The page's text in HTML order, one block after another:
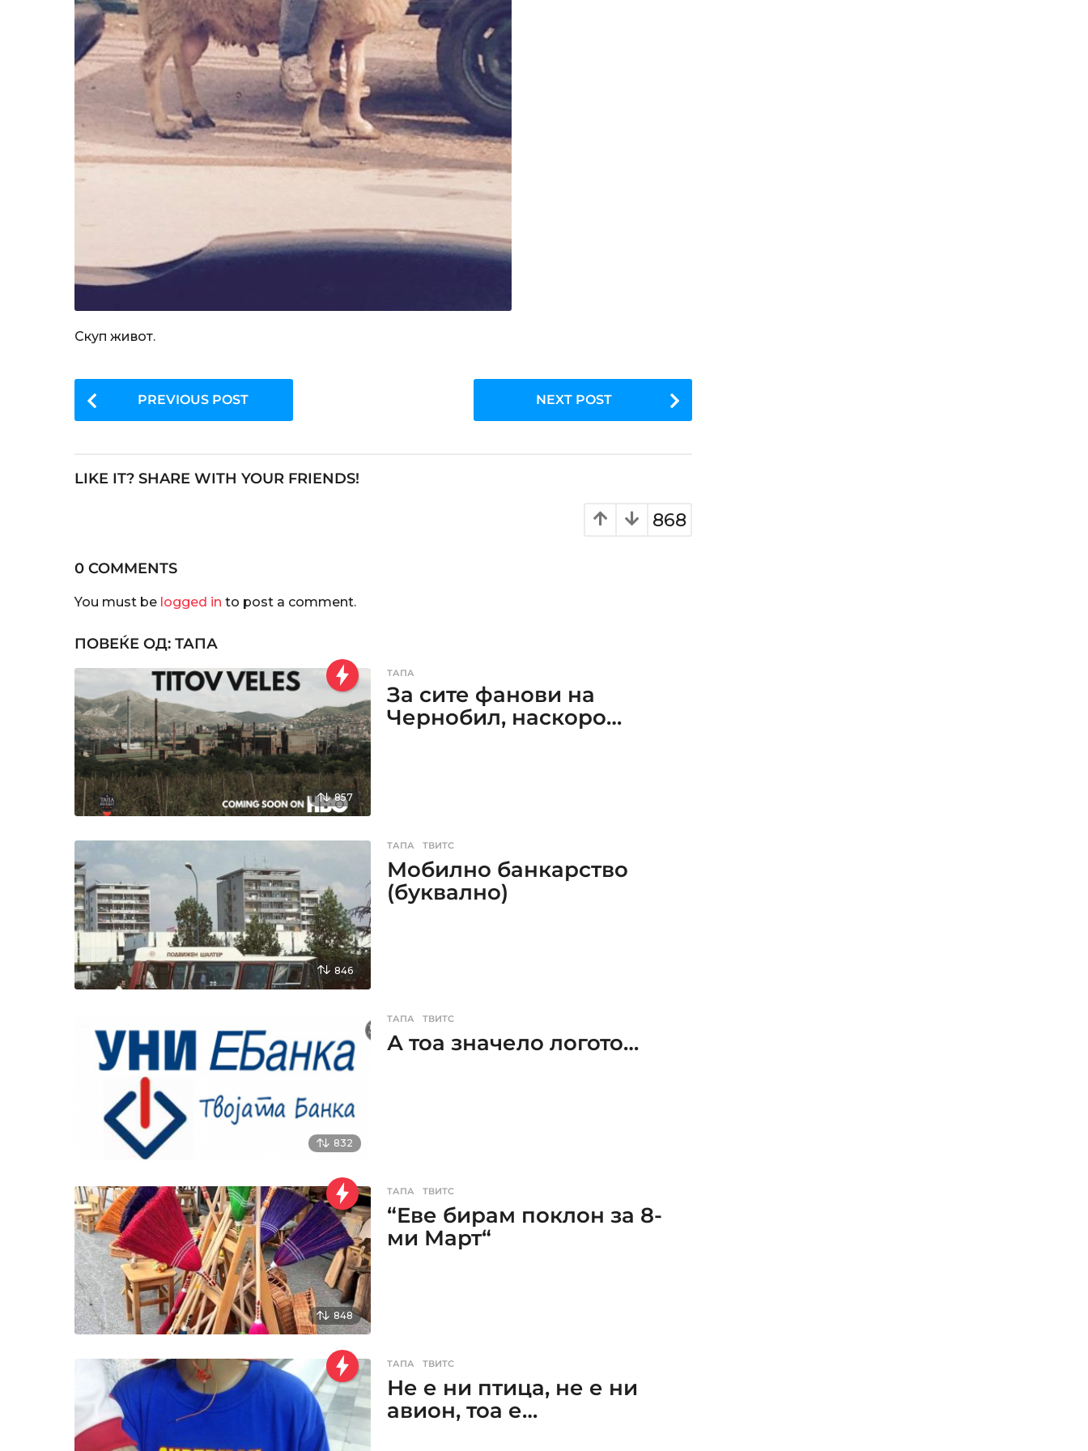
Скуп живот.
P
o
t
i
n
t
i
o
n
PREVIOUS POST NEXT POST
LIKE IT? SHARE WITH YOUR FRIENDS!
868
0 COMMENTS
You must be logged in to post a comment.
ПОВЕЌЕ ОД: ТАПА
857
ТАПА
За сите фанови на
Чернобил, наскоро…
846
ТАПА ,ТВИТС
Мобилно банкарство
(буквално)
832
ТАПА ,ТВИТС
А тоа значело логото…
848
ТАПА ,ТВИТС
“Еве бирам поклон за 8-
ми Март“
ТАПА ,ТВИТС
Не е ни птица, не е ни
авион, тоа е…